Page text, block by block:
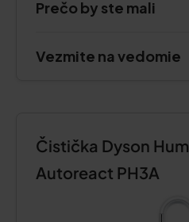
Prečo by ste mali
Vezmite na vedomie
Čistička Dyson
Autoreact PH3A